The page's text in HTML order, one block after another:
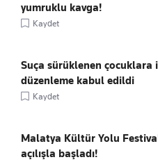
yumruklu kavga!
Kaydet
Suça sürüklenen çocuklara
düzenleme kabul edildi
Kaydet
Malatya Kültür Yolu
açılışla başladı!